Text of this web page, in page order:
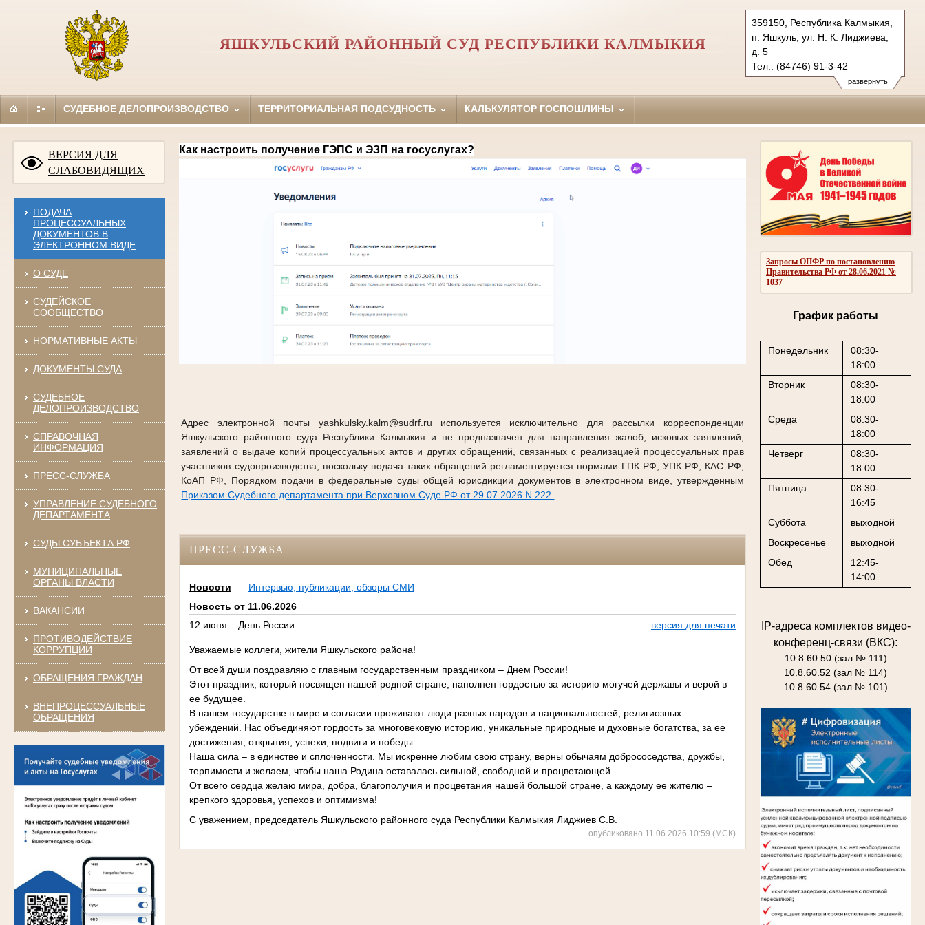
развернуть
359150, Республика Калмыкия,
п. Яшкуль, ул. Н. К. Лиджиева,
д. 5
Тел.: (84746) 91-3-42
yashkulsky.kalm@sudrf.ru
ЯШКУЛЬСКИЙ РАЙОННЫЙ СУД РЕСПУБЛИКИ КАЛМЫКИЯ
СУДЕБНОЕ ДЕЛОПРОИЗВОДСТВО ТЕРРИТОРИАЛЬНАЯ ПОДСУДНОСТЬ КАЛЬКУЛЯТОР ГОСПОШЛИНЫ
ВЕРСИЯ ДЛЯ
СЛАБОВИДЯЩИХ
ПОДАЧА
ПРОЦЕССУАЛЬНЫХ
ДОКУМЕНТОВ В
ЭЛЕКТРОННОМ ВИДЕ
О СУДЕ
СУДЕЙСКОЕ
СООБЩЕСТВО
НОРМАТИВНЫЕ АКТЫ
ДОКУМЕНТЫ СУДА
СУДЕБНОЕ
ДЕЛОПРОИЗВОДСТВО
СПРАВОЧНАЯ
ИНФОРМАЦИЯ
ПРЕСС-СЛУЖБА
УПРАВЛЕНИЕ СУДЕБНОГО
ДЕПАРТАМЕНТА
СУДЫ СУБЪЕКТА РФ
МУНИЦИПАЛЬНЫЕ
ОРГАНЫ ВЛАСТИ
ВАКАНСИИ
ПРОТИВОДЕЙСТВИЕ
КОРРУПЦИИ
ОБРАЩЕНИЯ ГРАЖДАН
ВНЕПРОЦЕССУАЛЬНЫЕ
ОБРАЩЕНИЯ
Запросы ОПФР по постановлению
Правительства РФ от 28.06.2021 №
1037
График работы
Понедельник
08:30-
18:00
Вторник
08:30-
18:00
Среда
08:30-
18:00
Четверг
08:30-
18:00
Пятница
08:30-
16:45
Суббота
выходной
Воскресенье
выходной
Обед
12:45-
14:00
IP-адреса комплектов видео-
конференц-связи (ВКС):
10.8.60.50 (зал № 111)
10.8.60.52 (зал № 114)
10.8.60.54 (зал № 101)
Как настроить получение ГЭПС и ЭЗП на госуслугах?
Адрес электронной почты yashkulsky.kalm@sudrf.ru используется исключительно для рассылки корреспонденции
Яшкульского районного суда Республики Калмыкия и не предназначен для направления жалоб, исковых заявлений,
заявлений о выдаче копий процессуальных актов и других обращений, связанных с реализацией процессуальных прав
участников судопроизводства, поскольку подача таких обращений регламентируется нормами ГПК РФ, УПК РФ, КАС РФ,
КоАП РФ, Порядком подачи в федеральные суды общей юрисдикции документов в электронном виде, утвержденным
Приказом Судебного департамента при Верховном Суде РФ от 29.07.2026 N 222.
ПРЕСС-СЛУЖБА
Новости
Интервью, публикации, обзоры СМИ
Новость от 11.06.2026
12 июня – День России
версия для печати
Уважаемые коллеги, жители Яшкульского района!
От всей души поздравляю с главным государственным праздником – Днем России!
Этот праздник, который посвящен нашей родной стране, наполнен гордостью за историю могучей державы и верой в
ее будущее.
В нашем государстве в мире и согласии проживают люди разных народов и национальностей, религиозных
убеждений. Нас объединяют гордость за многовековую историю, уникальные природные и духовные богатства, за ее
достижения, открытия, успехи, подвиги и победы.
Наша сила – в единстве и сплоченности. Мы искренне любим свою страну, верны обычаям добрососедства, дружбы,
терпимости и желаем, чтобы наша Родина оставалась сильной, свободной и процветающей.
От всего сердца желаю мира, добра, благополучия и процветания нашей большой стране, а каждому ее жителю –
крепкого здоровья, успехов и оптимизма!
С уважением, председатель Яшкульского районного суда Республики Калмыкия Лиджиев С.В.
опубликовано 11.06.2026 10:59 (МСК)